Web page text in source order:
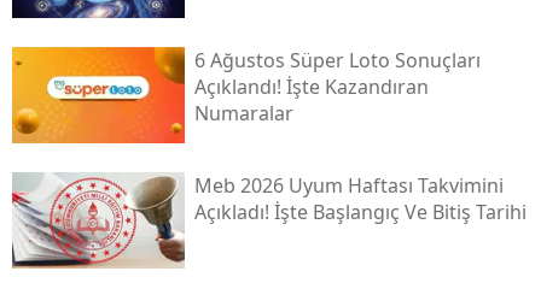
6 Ağustos Süper Loto Sonuçları
Açıklandı! İşte Kazandıran
Numaralar
Meb 2026 Uyum Haftası Takvimini
Açıkladı! İşte Başlangıç Ve Bitiş Tarihi